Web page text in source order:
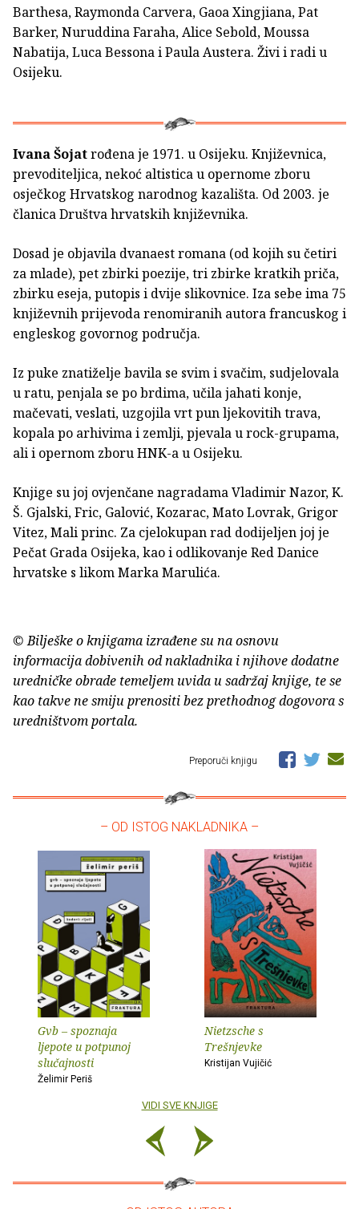
Barthesa, Raymonda Carvera, Gaoa Xingjiana, Pat
Barker, Nuruddina Faraha, Alice Sebold, Moussa
Nabatija, Luca Bessona i Paula Austera. Živi i radi u
Osijeku.
Ivana Šojatrođena je 1971. u Osijeku. Književnica,
prevoditeljica, nekoć altistica u opernome zboru
osječkog Hrvatskog narodnog kazališta. Od 2003. je
članica Društva hrvatskih književnika.
Dosad je objavila dvanaest romana (od kojih su četiri
za mlade), pet zbirki poezije, tri zbirke kratkih priča,
zbirku eseja, putopis i dvije slikovnice. Iza sebe ima 75
književnih prijevoda renomiranih autora francuskog i
engleskog govornog područja.
Iz puke znatiželje bavila se svim i svačim, sudjelovala
u ratu, penjala se po brdima, učila jahati konje,
mačevati, veslati, uzgojila vrt pun ljekovitih trava,
kopala po arhivima i zemlji, pjevala u rock-grupama,
ali i opernom zboru HNK-a u Osijeku.
Knjige su joj ovjenčane nagradama Vladimir Nazor, K.
Š. Gjalski, Fric, Galović, Kozarac, Mato Lovrak, Grigor
Vitez, Mali princ. Za cjelokupan rad dodijeljen joj je
Pečat Grada Osijeka, kao i odlikovanje Red Danice
hrvatske s likom Marka Marulića.
© Bilješke o knjigama izrađene su na osnovu
informacija dobivenih od nakladnika i njihove dodatne
uredničke obrade temeljem uvida u sadržaj knjige, te se
kao takve ne smiju prenositi bez prethodnog dogovora s
uredništvom portala.
Preporuči knjigu
– OD ISTOG NAKLADNIKA –
Gvb – spoznaja
ljepote u potpunoj
slučajnosti
Želimir Periš
Nietzsche s
Trešnjevke
Kristijan Vujičić
VIDI SVE KNJIGE